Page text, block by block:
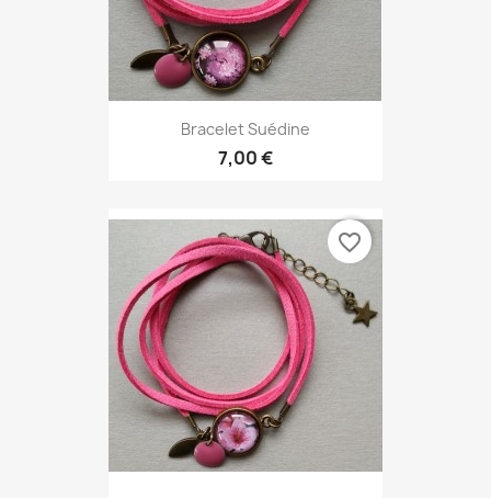
Bracelet Suédine
7,00 €
favorite_border